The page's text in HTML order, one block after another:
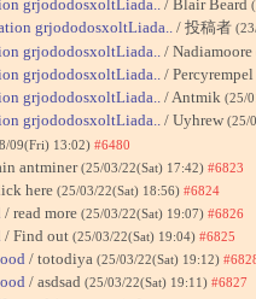
grjododosxoltLiada.. / Blair Beard
grjododosxoltLiada.. / 投稿者
grjododosxoltLiada.. / Nadiamoore
grjododosxoltLiada.. / Percyrempel
grjododosxoltLiada.. / Antmik (25/
grjododosxoltLiada.. / Uyhrew (25/
09(Fri) 13:02) #6480
antminer(25/03/22(Sat) 17:42) #6823
here (25/03/22(Sat) 18:56) #6824
/ read more (25/03/22(Sat) 19:07) #6826
/ Find out (25/03/22(Sat) 19:04) #6825
/ totodiya (25/03/22(Sat) 19:12)
/ asdsad (25/03/22(Sat) 19:11) #6827